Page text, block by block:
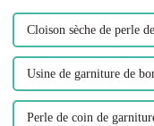
Cloison sèche de perle
Usine de garniture de
Perle de coin de